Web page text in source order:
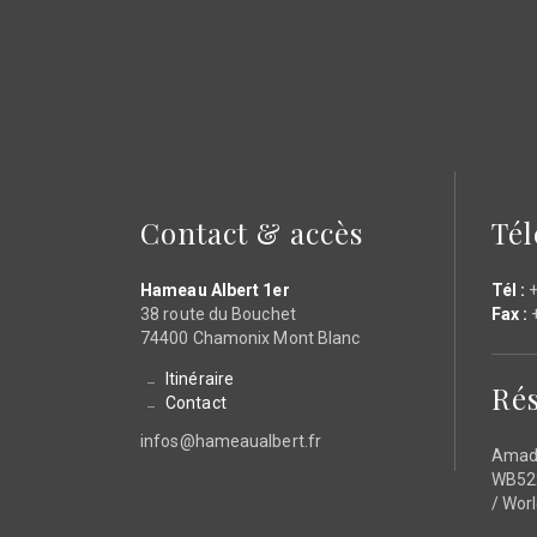
Contact & accès
Hameau Albert 1er
38 route du Bouchet
74400 Chamonix Mont Blanc
Itinéraire
Contact
infos@hameaualbert.fr
Tél :
Fax :
/